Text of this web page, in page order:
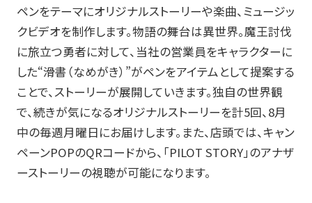
ペンをテーマにオリジナルストーリーや楽曲、ミュージッ
クビデオを制作します。物語の舞台は異世界。魔王討伐
に旅立つ勇者に対して、当社の営業員をキャラクターに
した“滑書（なめがき）”がペンをアイテムとして提案する
ことで、ストーリーが展開していきます。独自の世界観
で、続きが気になるオリジナルストーリーを計5回、 8月
中の毎週月曜日にお届けします。また、店頭では、キャン
ペーンPOPのQRコードから、「PILOT STORY」のアナザ
ーストーリーの視聴が可能になります。